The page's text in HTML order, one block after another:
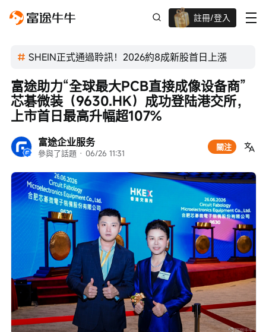
註冊/登入
迎新驚喜賞 股票/BTC等任你揀!
SHEIN正式通過聆訊！2026約8成新股首日上漲
富途企业服务
參與了話題 · 06/26 11:31
關注
富途助力“全球最大PCB直接成像设备商”
芯碁微装（9630.HK）成功登陆港交所，
上市首日最高升幅超107%